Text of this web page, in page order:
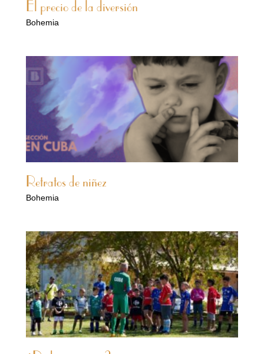
El precio de la diversión
Bohemia
Retratos de niñez
Bohemia